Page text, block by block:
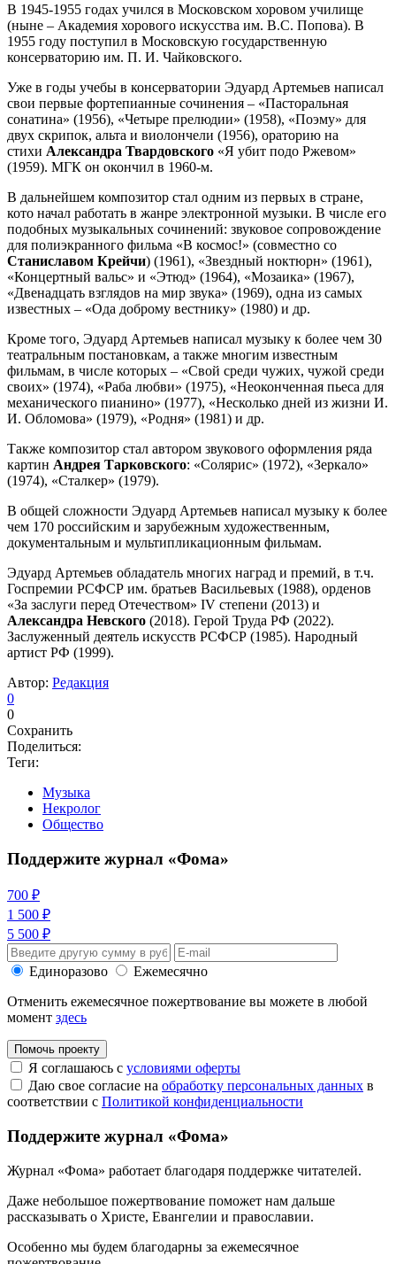
В 1945-1955 годах учился в Московском хоровом училище
(ныне – Академия хорового искусства им. В.С. Попова). В
1955 году поступил в Московскую государственную
консерваторию им. П. И. Чайковского.
Уже в годы учебы в консерватории Эдуард Артемьев написал
свои первые фортепианные сочинения – «Пасторальная
сонатина» (1956), «Четыре прелюдии» (1958), «Поэму» для
двух скрипок, альта и виолончели (1956), ораторию на
стихи Александра Твардовского «Я убит подо Ржевом»
(1959). МГК он окончил в 1960-м.
В дальнейшем композитор стал одним из первых в стране,
кото начал работать в жанре электронной музыки. В числе его
подобных музыкальных сочинений: звуковое сопровождение
для полиэкранного фильма «В космос!» (совместно со
Станиславом Крейчи) (1961), «Звездный ноктюрн» (1961),
«Концертный вальс» и «Этюд» (1964), «Мозаика» (1967),
«Двенадцать взглядов на мир звука» (1969), одна из самых
известных – «Ода доброму вестнику» (1980) и др.
Кроме того, Эдуард Артемьев написал музыку к более чем 30
театральным постановкам, а также многим известным
фильмам, в числе которых – «Свой среди чужих, чужой среди
своих» (1974), «Раба любви» (1975), «Неоконченная пьеса для
механического пианино» (1977), «Несколько дней из жизни И.
И. Обломова» (1979), «Родня» (1981) и др.
Также композитор стал автором звукового оформления ряда
картин Андрея Тарковского: «Солярис» (1972), «Зеркало»
(1974), «Сталкер» (1979).
В общей сложности Эдуард Артемьев написал музыку к более
чем 170 российским и зарубежным художественным,
документальным и мультипликационным фильмам.
Эдуард Артемьев обладатель многих наград и премий, в т.ч.
Госпремии РСФСР им. братьев Васильевых (1988), орденов
«За заслуги перед Отечеством» IV степени (2013) и
Александра Невского (2018). Герой Труда РФ (2022).
Заслуженный деятель искусств РСФСР (1985). Народный
артист РФ (1999).
Автор: Редакция
0
0
Сохранить
Поделиться:
Теги:
Музыка
Некролог
Общество
Поддержите журнал «Фома»
700 ₽
1 500 ₽
5 500 ₽
Единоразово
Ежемесячно
Отменить ежемесячное пожертвование вы можете в любой
момент здесь
Помочь проекту
Я соглашаюсь с условиями оферты
Даю свое согласие на обработку персональных данных в
соответствии с Политикой конфиденциальности
Поддержите журнал «Фома»
Журнал «Фома» работает благодаря поддержке читателей.
Даже небольшое пожертвование поможет нам дальше
рассказывать о Христе, Евангелии и православии.
Особенно мы будем благодарны за ежемесячное